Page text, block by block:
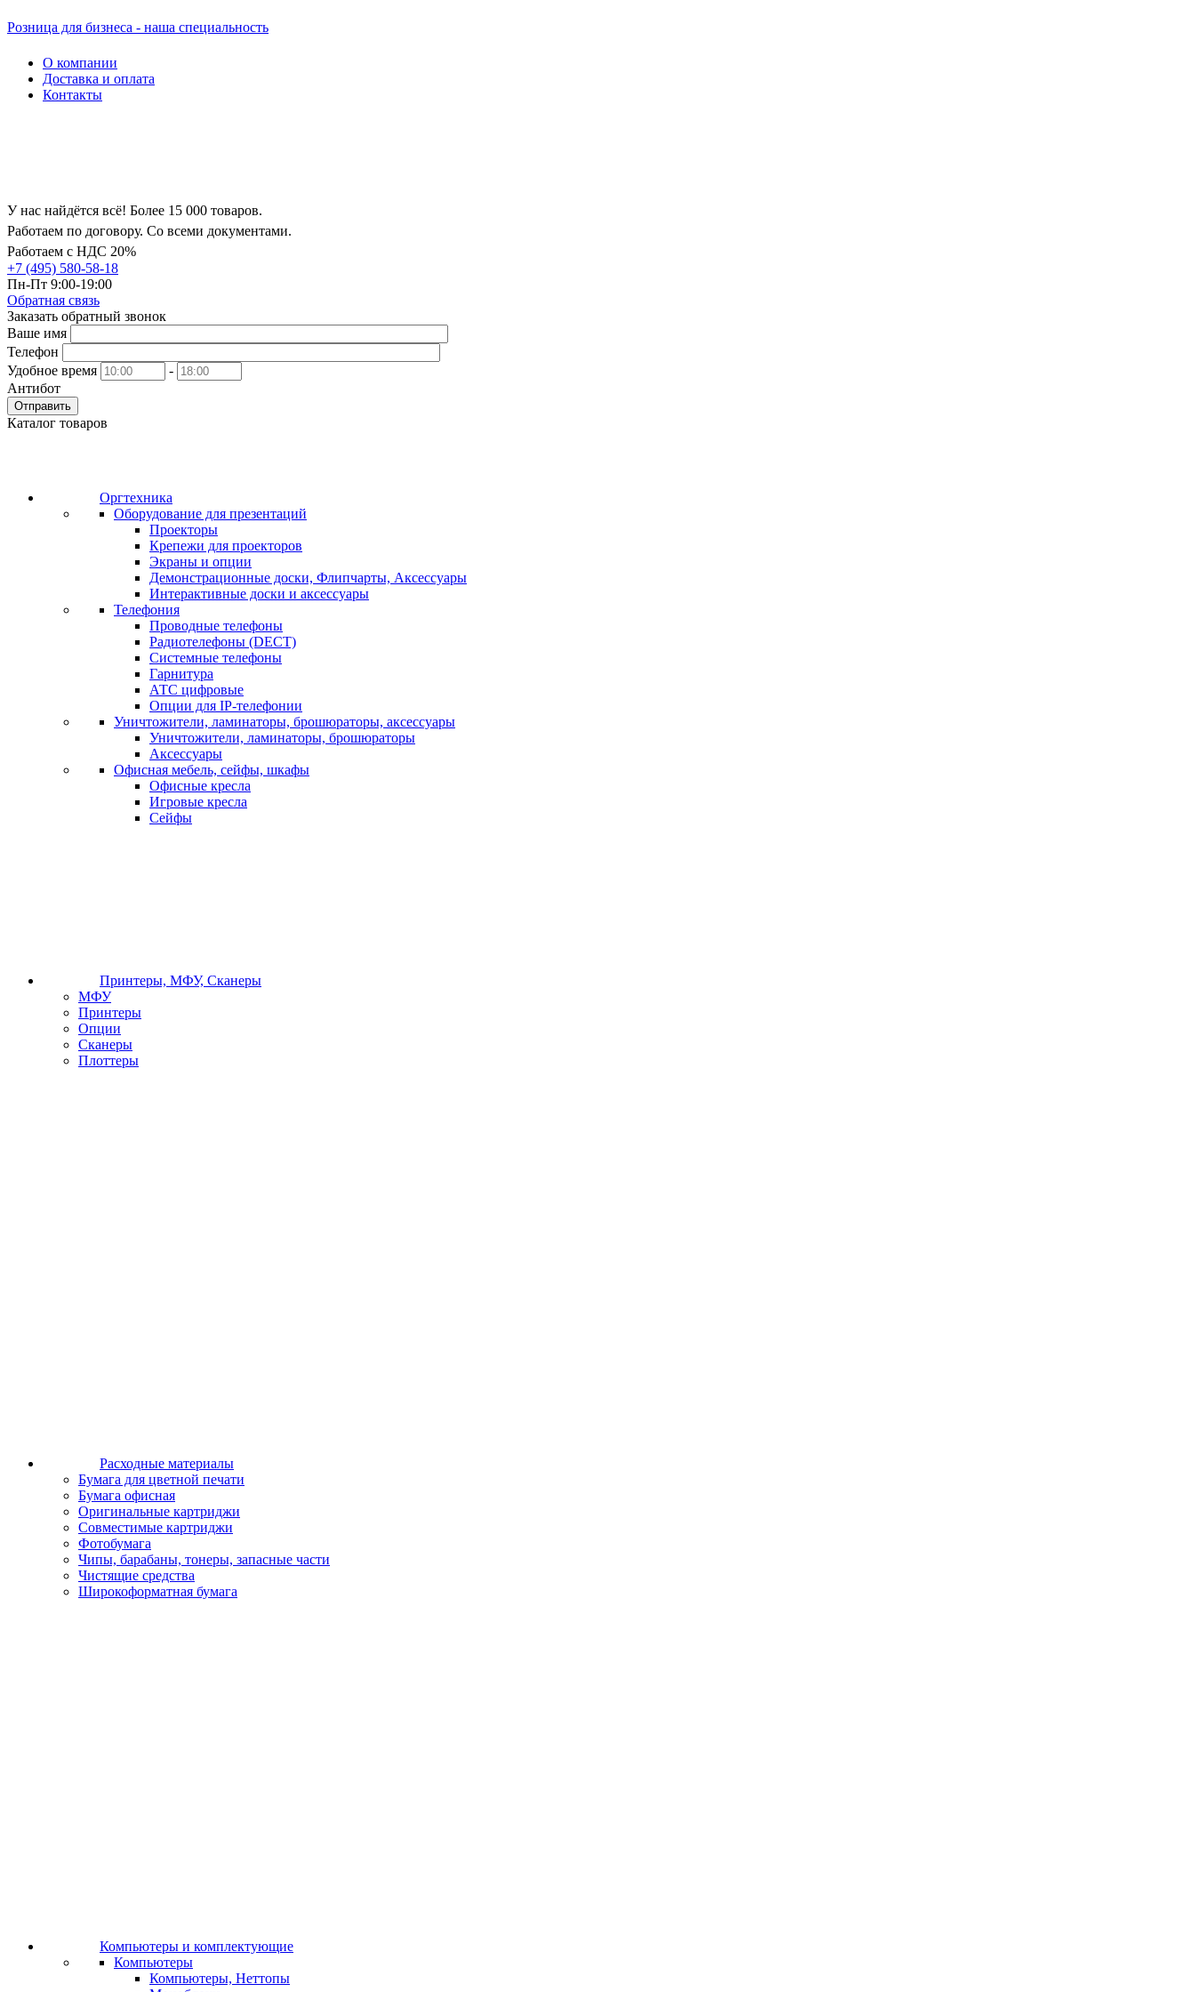
Розница для бизнеса - наша специальность
О компании
Доставка и оплата
Контакты
У нас найдётся всё! Более 15 000 товаров.
Работаем по договору. Со всеми документами.
Работаем с НДС 20%
+7 (495) 580-58-18
Пн-Пт 9:00-19:00
Обратная связь
Заказать обратный звонок
Ваше имя
Телефон
Удобное время
-
Антибот
Отправить
Каталог товаров
Оргтехника
Оборудование для презентаций
Проекторы
Крепежи для проекторов
Экраны и опции
Демонстрационные доски, Флипчарты, Аксессуары
Интерактивные доски и аксессуары
Телефония
Проводные телефоны
Радиотелефоны (DECT)
Системные телефоны
Гарнитура
АТС цифровые
Опции для IP-телефонии
Уничтожители, ламинаторы, брошюраторы, аксессуары
Уничтожители, ламинаторы, брошюраторы
Аксессуары
Офисная мебель, сейфы, шкафы
Офисные кресла
Игровые кресла
Сейфы
Принтеры, МФУ, Сканеры
МФУ
Принтеры
Опции
Сканеры
Плоттеры
Расходные материалы
Бумага для цветной печати
Бумага офисная
Оригинальные картриджи
Совместимые картриджи
Фотобумага
Чипы, барабаны, тонеры, запасные части
Чистящие средства
Широкоформатная бумага
Компьютеры и комплектующие
Компьютеры
Компьютеры, Неттопы